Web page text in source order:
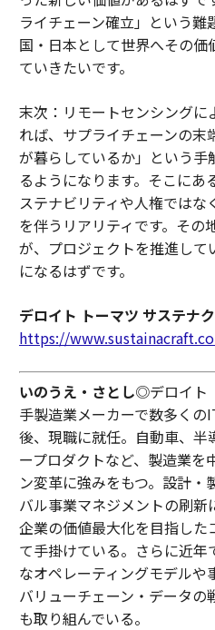
ライチェーン確立」という
国・日本として世界へその
ていきたいです。
末次：リモートセンシングに
れば、サプライチェーンの末
が暮らしているか」という
るようになります。そこに
ステナビリティや人権では
を伴うリアリティです。その
が、プロジェクトを推進し
になるはずです。
デロイト トーマツ サステナ
https://
いのうえ・さとし◎デロイト
手製造業メーカーで数多くの
後、現職に就任。自動車、
ープロダクトなど、製造業を
ン変革に強みをもつ。設計・
バル事業マネジメントの刷新
企業の価値最大化を目指した
て手掛けている。さらに近
なオペレーティングモデルや
バリューチェーン・データ
も取り組んでいる。